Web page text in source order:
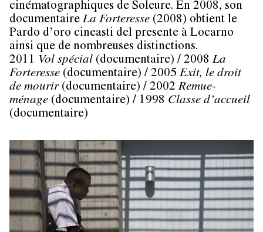
cinématographiques de Soleure. En 2008, son
documentaire La Forteresse (2008) obtient le
Pardo d’oro cineasti del presente à Locarno
ainsi que de nombreuses distinctions.
2011 Vol spécial (documentaire) / 2008 La
Forteresse (documentaire) / 2005 Exit, le droit
de mourir (documentaire) / 2002Remue-
ménage (documentaire) / 1998 Classe d’accueil
(documentaire)